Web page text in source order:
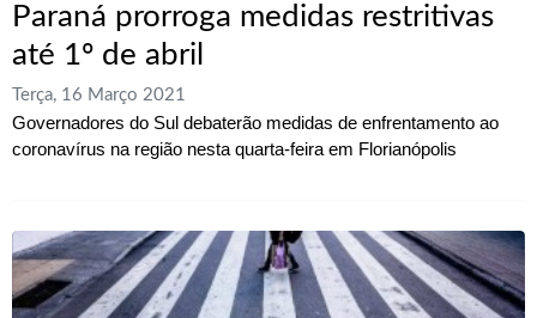
Paraná prorroga medidas restritivas
até 1º de abril
Terça, 16 Março 2021
Governadores do Sul debaterão medidas de enfrentamento ao
coronavírus na região nesta quarta-feira em Florianópolis